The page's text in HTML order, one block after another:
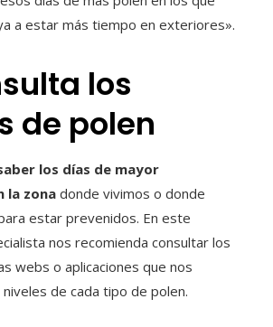
a estar más tiempo en exteriores».
los
de polen
los días de mayor
la zonadonde vivimos o donde
estar prevenidos. En este
nos recomienda consultar los
webs o aplicaciones que nos
de cada tipo de polen.